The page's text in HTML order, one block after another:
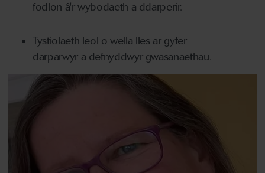
fodlon â'r wybodaeth a ddarperir.
Tystiolaeth leol o wella lles ar gyfer
darparwyr a defnyddwyr gwasanaethau.